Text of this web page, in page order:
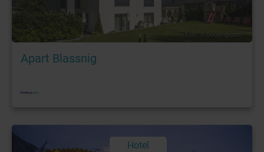
Foto: © booking.com
Apart Blassnig
Hotel